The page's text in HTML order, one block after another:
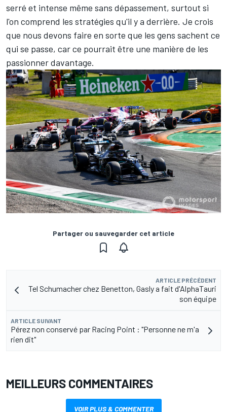
serré et intense même sans dépassement, surtout si
l'on comprend les stratégies qu'il y a derrière. Je crois
que nous devons faire en sorte que les gens sachent ce
qui se passe, car ce pourrait être une manière de les
passionner davantage.
Partager ou sauvegarder cet article
ARTICLE PRÉCÉDENT
Tel Schumacher chez Benetton, Gasly a fait d'AlphaTauri
son équipe
ARTICLE SUIVANT
Pérez non conservé par Racing Point : "Personne ne m'a
rien dit"
MEILLEURS COMMENTAIRES
VOIR PLUS & COMMENTER